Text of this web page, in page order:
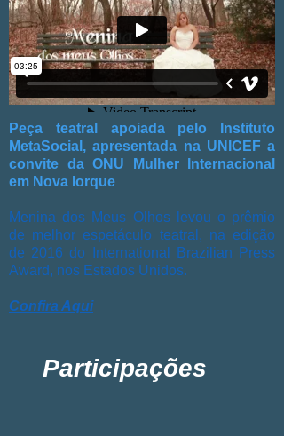
Peça teatral apoiada pelo Instituto
MetaSocial, apresentada na UNICEF a
convite da ONU Mulher Internacional
em Nova Iorque
Menina dos Meus Olhos levou o prêmio
de melhor espetáculo teatral, na edição
de 2016 do International Brazilian Press
Award, nos Estados Unidos.
Confira Aqui
Participações